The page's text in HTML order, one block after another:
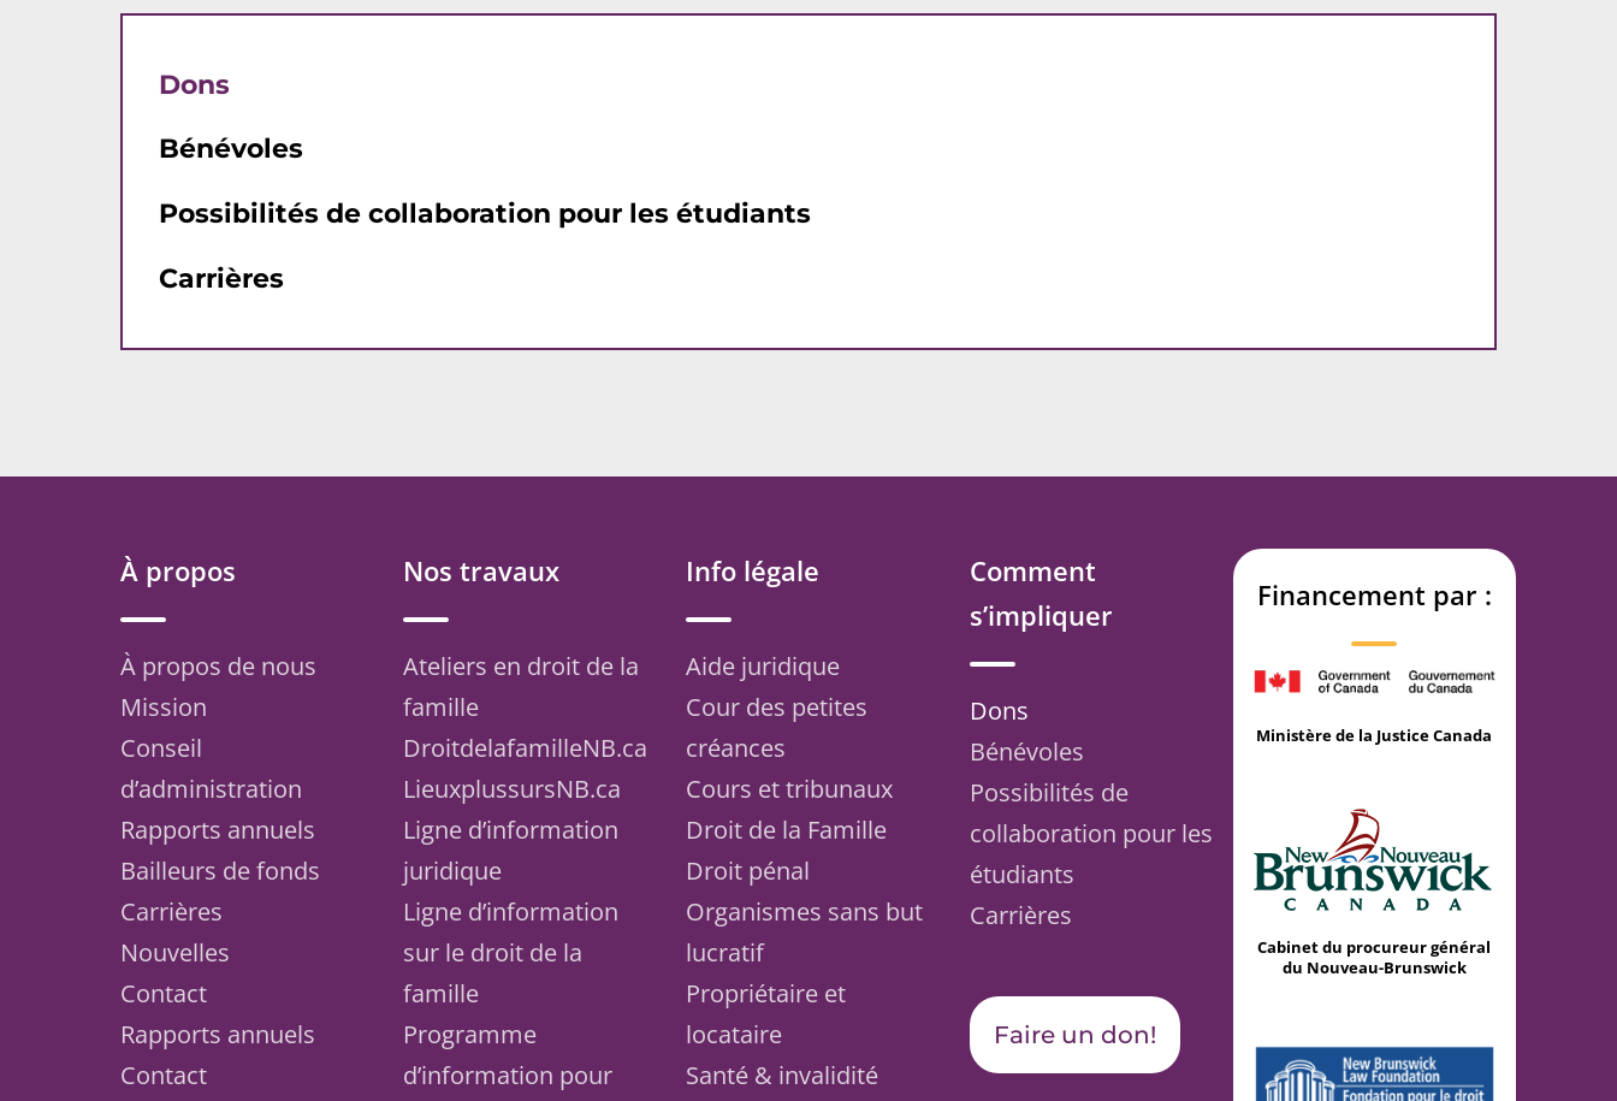
Dons
Bénévoles
Possibilités de collaboration pour les étudiants
Carrières
À propos
À propos de nous
Mission
Conseil
d’administration
Rapports annuels
Bailleurs de fonds
Carrières
Nouvelles
Contact
Rapports annuels
Contact
Nos travaux
Ateliers en droit de la
famille
DroitdelafamilleNB.ca
LieuxplussursNB.ca
Ligne d’information
juridique
Ligne d’information
sur le droit de la
famille
Programme
d’information pour
Info légale
Aide juridique
Cour des petites
créances
Cours et tribunaux
Droit de la Famille
Droit pénal
Organismes sans but
lucratif
Propriétaire et
locataire
Santé & invalidité
Comment
s’impliquer
Dons
Bénévoles
Possibilités de
collaboration pour les
étudiants
Carrières
Faire un don!
Financement par :
Ministère de la Justice Canada
Cabinet du procureur général
du Nouveau-Brunswick